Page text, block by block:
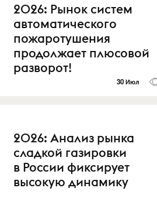
2026: Рынок систем
автоматического
пожаротушения
продолжает плюсовой
разворот!
30 Июл
2026: Анализ рынка
сладкой газировки
в России фиксирует
высокую динамику